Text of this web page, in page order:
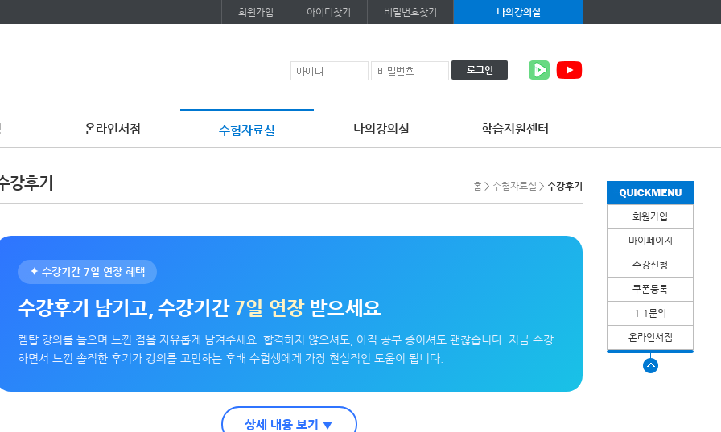
회원가입 아이디찾기 비밀번호찾기 나의강의실
로그인
온라인서점 수험자료실 나의강의실 학습지원센터
보
회원가입
마이페이지
수강신청
쿠폰등록
1:1문의
온라인서점
강후기 홈 > 수험자료실 > 수강후기
✦ 수강기간 7일 연장 혜택
수강후기 남기고, 수강기간 7일 연장받으세요
켐탑 강의를 들으며 느낀 점을 자유롭게 남겨주세요. 합격하지 않으셔도, 아직 공부 중이셔도 괜찮습니다. 지금 수강
하면서 느낀 솔직한 후기가 강의를 고민하는 후배 수험생에게 가장 현실적인 도움이 됩니다.
상세 내용 보기 ▼